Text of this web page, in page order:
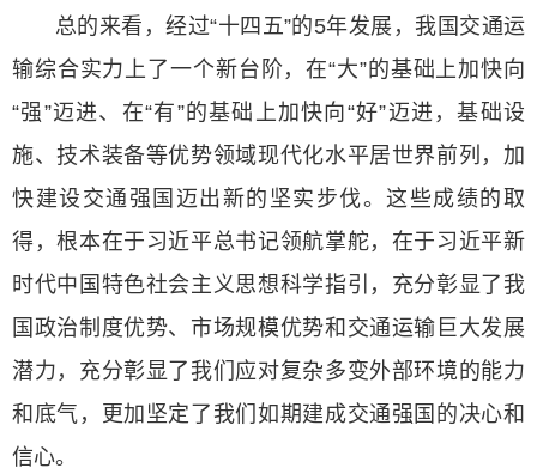
总的来看，经过“十四五”的5年发展，我国交通运
输综合实力上了一个新台阶，在“大”的基础上加快向
“强”迈进、在“有”的基础上加快向“好”迈进，基础设
施、技术装备等优势领域现代化水平居世界前列，加
快建设交通强国迈出新的坚实步伐。这些成绩的取
得，根本在于习近平总书记领航掌舵，在于习近平新
时代中国特色社会主义思想科学指引，充分彰显了我
国政治制度优势、市场规模优势和交通运输巨大发展
潜力，充分彰显了我们应对复杂多变外部环境的能力
和底气，更加坚定了我们如期建成交通强国的决心和
信心。